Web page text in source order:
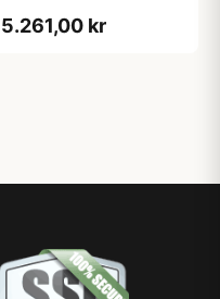
5.261,00 kr